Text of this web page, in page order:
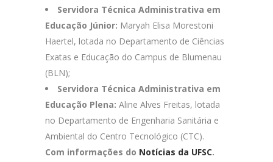
Servidora Técnica Administrativa em
Educação Júnior: Maryah Elisa Morestoni
Haertel, lotada no Departamento de Ciências
Exatas e Educação do Campus de Blumenau
(BLN);
Servidora Técnica Administrativa em
Educação Plena: Aline Alves Freitas, lotada
no Departamento de Engenharia Sanitária e
Ambiental do Centro Tecnológico (CTC).
Com informações do Notícias da UFSC.